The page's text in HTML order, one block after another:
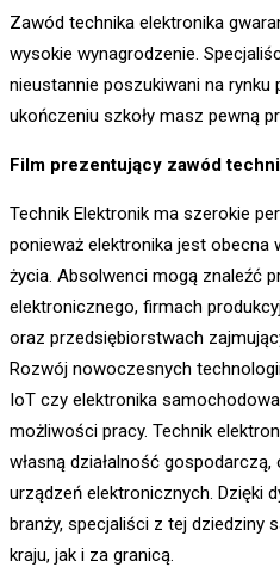
Zawód technika elektronika
wysokie wynagrodzenie.
nieustannie poszukiwani na rynku
ukończeniu szkoły masz pewną
Film prezentujący zawód
Technik Elektronik ma szerokie
ponieważ elektronika jest obecna
życia. Absolwenci mogą znaleźć
elektronicznego, firmach
oraz przedsiębiorstwach
Rozwój nowoczesnych
IoT czy elektronika
możliwości pracy. Technik
własną działalność
urządzeń elektronicznych. Dzięki
branży, specjaliści z tej dziedziny
kraju, jak i za granicą.